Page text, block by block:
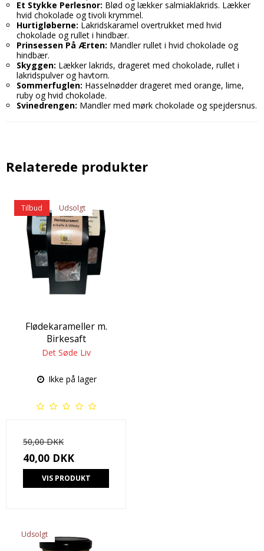
Et Stykke Perlesnor: Blød og lækker salmiaklakrids. Lækker
hvid chokolade og tivoli krymmel.
Hurtigløberne: Lakridskaramel overtrukket med hvid
chokolade og rullet i hindbær.
Prinsessen På Ærten: Mandler rullet i hvid chokolade og
hindbær.
Skyggen: Lækker lakrids, drageret med chokolade, rullet i
lakridspulver og havtorn.
Sommerfuglen: Hasselnødder drageret med orange, lime,
ruby og hvid chokolade.
Svinedrengen: Mandler med mørk chokolade og spejdersnus.
Relaterede produkter
Tilbud Udsolgt
Flødekarameller m.
Birkesaft
Det Søde Liv
Ikke på lager
50,00 DKK
40,00 DKK
VIS PRODUKT
Udsolgt